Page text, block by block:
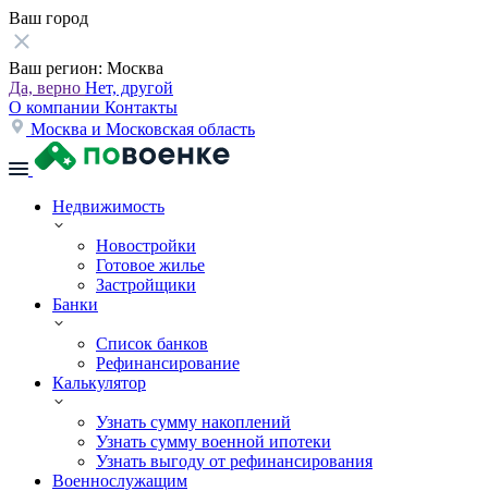
Ваш город
Ваш регион: Москва
Да, верно Нет, другой
О компании Контакты
Москва и Московская область
Недвижимость
Новостройки
Готовое жилье
Застройщики
Банки
Список банков
Рефинансирование
Калькулятор
Узнать сумму накоплений
Узнать сумму военной ипотеки
Узнать выгоду от рефинансирования
Военнослужащим